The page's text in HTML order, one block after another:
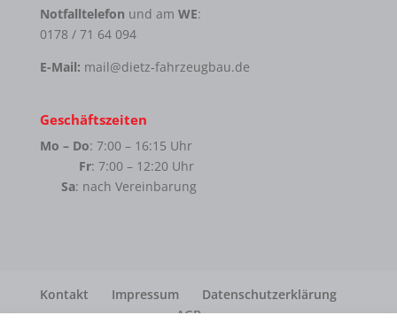
Notfalltelefon und am WE:
0178 / 71 64 094
E-Mail: mail@dietz-fahrzeugbau.de
Geschäftszeiten
Mo – Do: 7:00 – 16:15 Uhr
Fr: 7:00 – 12:20 Uhr
Sa: nach Vereinbarung
Kontakt Impressum
Datenschutzerklärung
AGB